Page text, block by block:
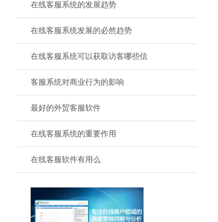
在线客服系统的发展趋势
在线客服系统发展的必然趋势
在线客服系统可以获取访客哪些信
客服系统对商业行为的影响
最好的外贸客服软件
在线客服系统的重要作用
在线客服软件有用么